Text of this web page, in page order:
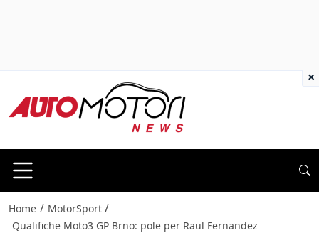
Home / MotorSport /
Qualifiche Moto3 GP Brno: pole per Raul Fernandez
×